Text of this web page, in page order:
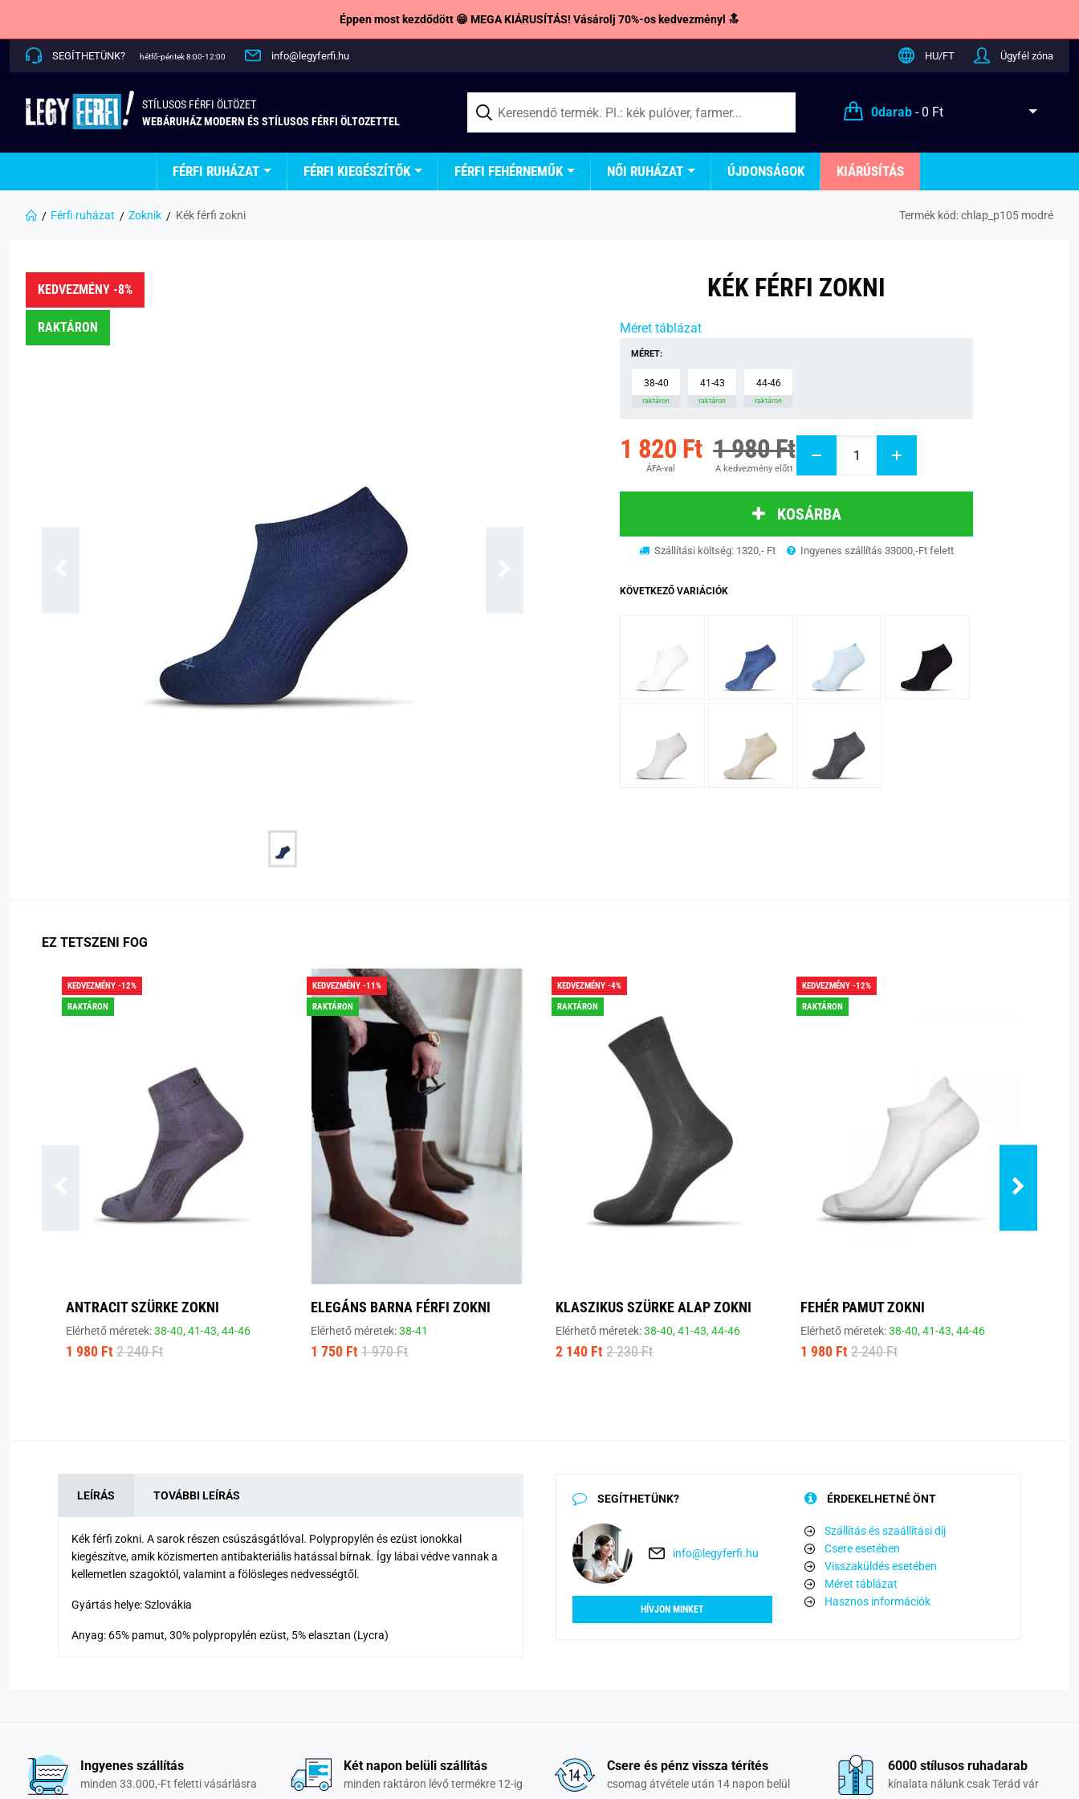
Éppen most kezdődött 😁 MEGA KIÁRUSÍTÁS! Vásárolj 70%-os kedvezményl 🔝
SEGÍTHETÜNK? hétfő-péntek 8:00-12:00 info@legyferfi.hu HU/FT Ügyfél zóna
STÍLUSOS FÉRFI ÖLTÖZET
WEBÁRUHÁZ MODERN ÉS STÍLUSOS FÉRFI ÖLTOZETTEL
0darab- 0 Ft
FÉRFI RUHÁZAT FÉRFI KIEGÉSZÍTŐK FÉRFI FEHÉRNEMŰK NŐI RUHÁZAT ÚJDONSÁGOK KIÁRÚSÍTÁS
Férfi ruházat Zoknik Kék férfi zokni Termék kód:chlap_p105 modré
KEDVEZMÉNY -8%
RAKTÁRON
KÉK FÉRFI ZOKNI
Méret táblázat
MÉRET:
38-40
raktáron
41-43
raktáron
44-46
raktáron
1 820 Ft
ÁFA-val
1 980 Ft
A kedvezmény előtt
KOSÁRBA
Szállítási költség: 1320,- Ft Ingyenes szállítás 33000,-Ft felett
KÖVETKEZŐ VARIÁCIÓK
EZ TETSZENI FOG
KEDVEZMÉNY -12%
RAKTÁRON
ANTRACIT SZÜRKE ZOKNI
Elérhető méretek:38-40,41-43,44-46
1 980 Ft 2 240 Ft
KEDVEZMÉNY -11%
RAKTÁRON
ELEGÁNS BARNA FÉRFI ZOKNI
Elérhető méretek:38-41
1 750 Ft 1 970 Ft
KEDVEZMÉNY -4%
RAKTÁRON
KLASZIKUS SZÜRKE ALAP ZOKNI
Elérhető méretek:38-40,41-43,44-46
2 140 Ft 2 230 Ft
KEDVEZMÉNY -12%
RAKTÁRON
FEHÉR PAMUT ZOKNI
Elérhető méretek:38-40,41-43,44-46
1 980 Ft 2 240 Ft
LEÍRÁS TOVÁBBI LEÍRÁS
Kék férfi zokni. A sarok részen csúszásgátlóval. Polypropylén és ezüst ionokkal
kiegészítve, amik közismerten antibakteriális hatással bírnak. Így lábai védve vannak a
kellemetlen szagoktól, valamint a fölösleges nedvességtől.
Gyártás helye: Szlovákia
Anyag: 65% pamut, 30% polypropylén ezüst, 5% elasztan (Lycra)
SEGÍTHETÜNK?
info@legyferfi.hu
HÍVJON MINKET
ÉRDEKELHETNÉ ÖNT
Szállítás és szaállítási díj
Csere esetében
Visszaküldés esetében
Méret táblázat
Hasznos információk
Ingyenes szállítás
minden 33.000,-Ft feletti vásárlásra
Két napon belüli szállítás
minden raktáron lévő termékre 12-ig
Csere és pénz vissza térítés
csomag átvétele után 14 napon belül
6000 stílusos ruhadarab
kínalata nálunk csak Terád vár